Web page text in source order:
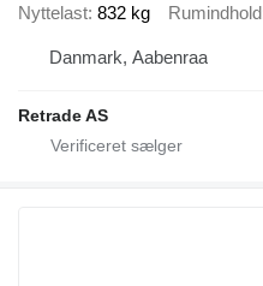
Nyttelast 832 kg Rumindhold
Danmark, Aabenraa
Retrade AS